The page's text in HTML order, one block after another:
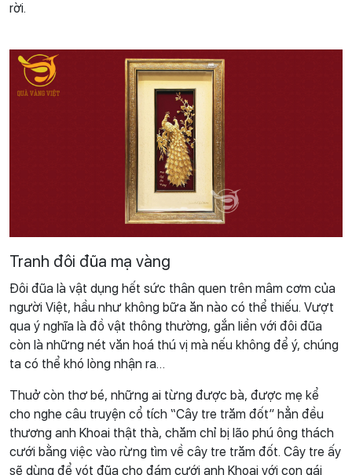
rời.
Tranh đôi đũa mạ vàng
Đôi đũa là vật dụng hết sức thân quen trên mâm cơm của
người Việt, hầu như không bữa ăn nào có thể thiếu. Vượt
qua ý nghĩa là đồ vật thông thường, gắn liền với đôi đũa
còn là những nét văn hoá thú vị mà nếu không để ý, chúng
ta có thể khó lòng nhận ra…
Thuở còn thơ bé, những ai từng được bà, được mẹ kể
cho nghe câu truyện cổ tích “Cây tre trăm đốt” hẳn đều
thương anh Khoai thật thà, chăm chỉ bị lão phú ông thách
cưới bằng việc vào rừng tìm về cây tre trăm đốt. Cây tre ấy
sẽ dùng để vót đũa cho đám cưới anh Khoai với con gái